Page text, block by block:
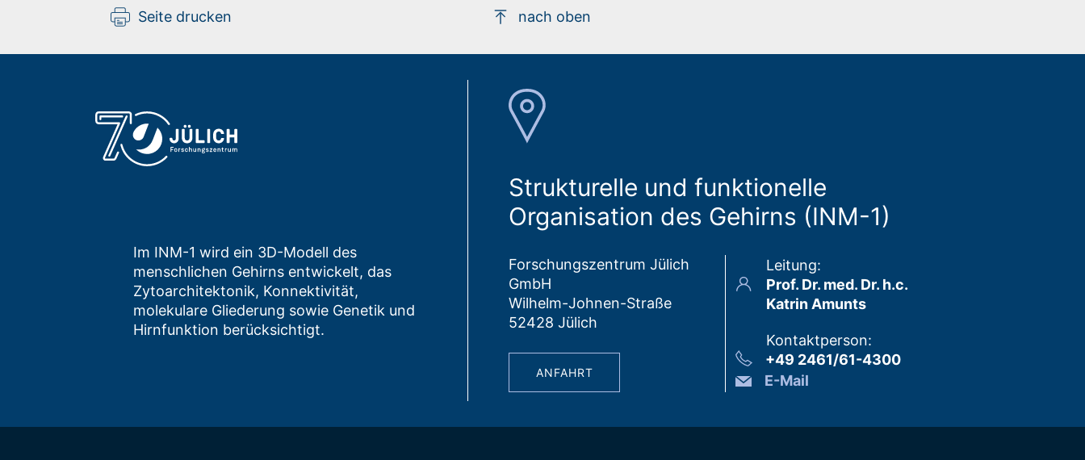
Seite drucken nach oben
Im INM-1 wird ein 3D-Modell des
menschlichen Gehirns entwickelt, das
Zytoarchitektonik, Konnektivität,
molekulare Gliederung sowie Genetik und
Hirnfunktion berücksichtigt.
Strukturelle und funktionelle
Organisation des Gehirns (INM-1)
Forschungszentrum Jülich
GmbH
Wilhelm-Johnen-Straße
52428 Jülich
ANFAHRT
Leitung:
Prof. Dr. med. Dr. h.c.
Katrin Amunts
Kontaktperson:
+49 2461/61-4300
E-Mail